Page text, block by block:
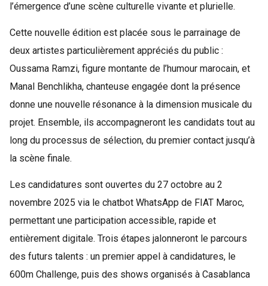
l’émergence d’une scène culturelle vivante et plurielle.
Cette nouvelle édition est placée sous le parrainage de
deux artistes particulièrement appréciés du public :
Oussama Ramzi, figure montante de l’humour marocain, et
Manal Benchlikha, chanteuse engagée dont la présence
donne une nouvelle résonance à la dimension musicale du
projet. Ensemble, ils accompagneront les candidats tout au
long du processus de sélection, du premier contact jusqu’à
la scène finale.
Les candidatures sont ouvertes du 27 octobre au 2
novembre 2025 via le chatbot WhatsApp de FIAT Maroc,
permettant une participation accessible, rapide et
entièrement digitale. Trois étapes jalonneront le parcours
des futurs talents : un premier appel à candidatures, le
600m Challenge, puis des shows organisés à Casablanca